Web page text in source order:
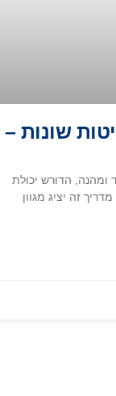
שונות –
ומהנה, הדורש יכולת
זה יציג מגוון